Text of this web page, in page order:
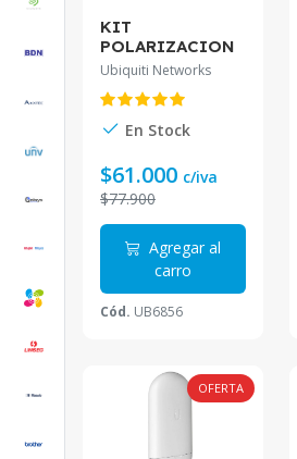
KIT
POLARIZACION
A SLANT-45º
P/ANTENAS RD-
5GX RD-3G2
Ubiquiti Networks
En Stock
$61.000 c/iva
$77.900
Agregar al
carro
Cód. UB6856
OFERTA